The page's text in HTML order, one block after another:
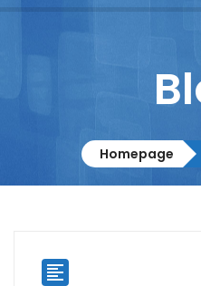
Columnistas
Contacto
Homepage
